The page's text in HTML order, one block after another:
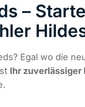
–
Egal wo die
Ihr zuverlässiger